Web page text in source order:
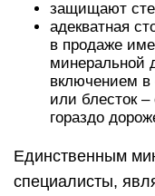
защищают
адекватная
в продаже
минеральной
включением в
или блесток –
гораздо
Единственным
специалисты,